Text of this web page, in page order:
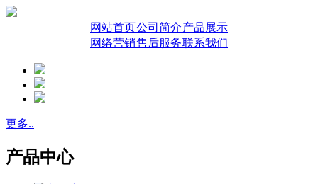
网站首页公司简介产品展示
网络营销售后服务联系我们
更多..
产品中心